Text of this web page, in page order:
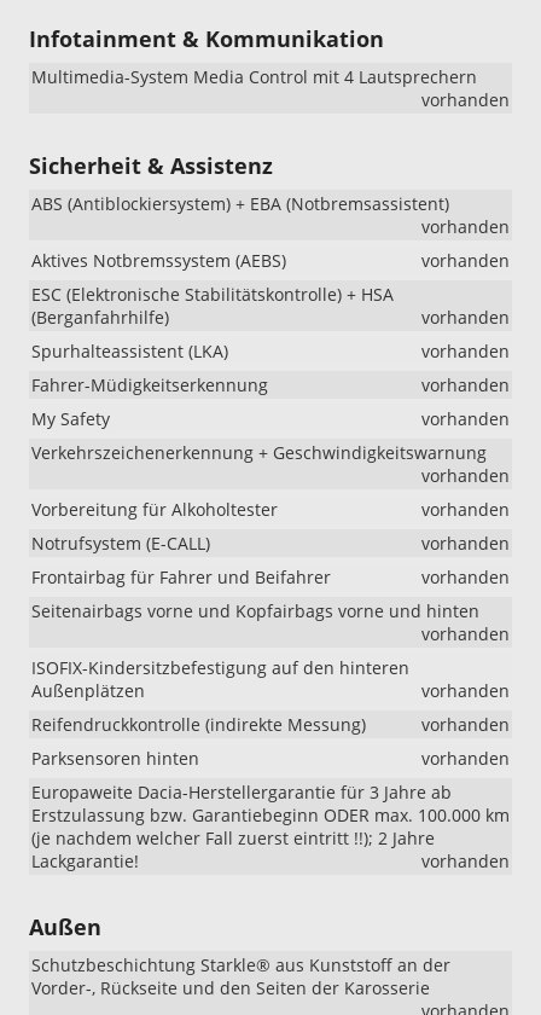
Infotainment & Kommunikation
Multimedia-System Media Control mit 4 Lautsprechern
vorhanden
Sicherheit & Assistenz
ABS (Antiblockiersystem) + EBA (Notbremsassistent)
vorhanden
Aktives Notbremssystem (AEBS)
vorhanden
ESC (Elektronische Stabilitätskontrolle) + HSA
(Berganfahrhilfe)
vorhanden
Spurhalteassistent (LKA)
vorhanden
Fahrer-Müdigkeitserkennung
vorhanden
My Safety
vorhanden
Verkehrszeichenerkennung + Geschwindigkeitswarnung
vorhanden
Vorbereitung für Alkoholtester
vorhanden
Notrufsystem (E-CALL)
vorhanden
Frontairbag für Fahrer und Beifahrer
vorhanden
Seitenairbags vorne und Kopfairbags vorne und hinten
vorhanden
ISOFIX-Kindersitzbefestigung auf den hinteren
Außenplätzen
vorhanden
Reifendruckkontrolle (indirekte Messung)
vorhanden
Parksensoren hinten
vorhanden
Europaweite Dacia-Herstellergarantie für 3 Jahre ab
Erstzulassung bzw. Garantiebeginn ODER max. 100.000 km
(je nachdem welcher Fall zuerst eintritt !!); 2 Jahre
Lackgarantie!
vorhanden
Außen
Schutzbeschichtung Starkle® aus Kunststoff an der
Vorder-, Rückseite und den Seiten der Karosserie
vorhanden